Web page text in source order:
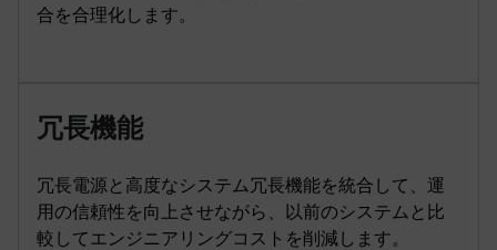
合を合理化します。
冗長機能
冗長電源と高度なシステム冗長機能を統合して、運
用の信頼性を向上させながら、以前のシステムと比
較してエンジニアリングコストを削減します。